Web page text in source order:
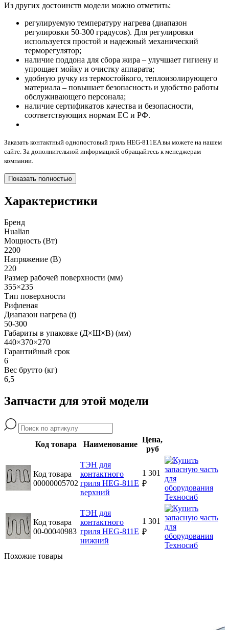
Из других достоинств модели можно отметить:
регулируемую температуру нагрева (диапазон
регулировки 50-300 градусов). Для регулировки
используется простой и надежный механический
терморегулятор;
наличие поддона для сбора жира – улучшает гигиену и
упрощает мойку и очистку аппарата;
удобную ручку из термостойкого, теплоизолирующего
материала – повышает безопасность и удобство работы
обслуживающего персонала;
наличие сертификатов качества и безопасности,
соответствующих нормам ЕС и РФ.
Заказать контактный однопостовый гриль HEG-811EA вы можете на нашем
сайте. За дополнительной информацией обращайтесь к менеджерам
компании.
Показать полностью
Характеристики
Бренд
Hualian
Мощность (Вт)
2200
Напряжение (В)
220
Размер рабочей поверхности (мм)
355×235
Тип поверхности
Рифленая
Диапазон нагрева (t)
50-300
Габариты в упаковке (Д×Ш×В) (мм)
440×370×270
Гарантийный срок
6
Вес брутто (кг)
6,5
Запчасти для этой модели
Код товара Наименование
Цена,
руб
Код товара
00000005702
ТЭН для
контактного
гриля HEG-811E
верхний
1 301
₽
Код товара
00-00040983
ТЭН для
контактного
гриля HEG-811E
нижний
1 301
₽
Похожие товары